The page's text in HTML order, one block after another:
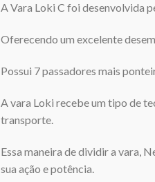
A Vara Loki C foi desenvolvida
Oferecendo um excelente
Possui 7 passadores mais
A vara Loki recebe um tipo de
transporte.
Essa maneira de dividir a vara,
sua ação e potência.